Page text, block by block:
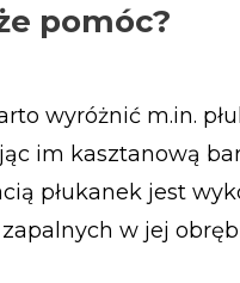
pomóc?
wyróżnić m.in.
im kasztanową
płukanek jest
w jej